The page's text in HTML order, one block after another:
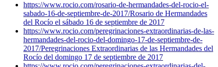
https://www.rocio.com/rosario-de-hermandades-del-rocio-el-
sabado-16-de-septiembre-de-2017/Rosario de Hermandades
del Rocío el sábado 16 de septiembre de 2017
https://www.rocio.com/peregrinaciones-extraordinarias-de-las-
hermandades-del-rocio-del-domingo-17-de-septiembre-de-
2017/Peregrinaciones Extraordinarias de las Hermandades del
Rocío del domingo 17 de septiembre de 2017